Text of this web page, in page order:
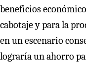
beneficios
cabotaje y para la
en un escenario
lograría un ahorro